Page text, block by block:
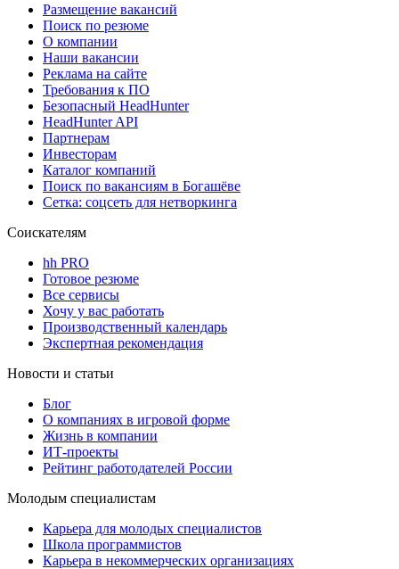
Размещение вакансий
Поиск по резюме
О компании
Наши вакансии
Реклама на сайте
Требования к ПО
Безопасный HeadHunter
HeadHunter API
Партнерам
Инвесторам
Каталог компаний
Поиск по вакансиям в Богашёве
Сетка: соцсеть для нетворкинга
Соискателям
hh PRO
Готовое резюме
Все сервисы
Хочу у вас работать
Производственный календарь
Экспертная рекомендация
Новости и статьи
Блог
О компаниях в игровой форме
Жизнь в компании
ИТ-проекты
Рейтинг работодателей России
Молодым специалистам
Карьера для молодых специалистов
Школа программистов
Карьера в некоммерческих организациях